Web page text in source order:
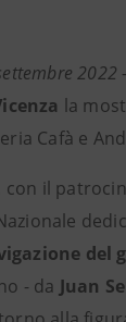
2022
la
Cafà e
con il
del
- da Juan